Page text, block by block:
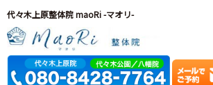
代々木上原整体院 maoRi -マオリ-